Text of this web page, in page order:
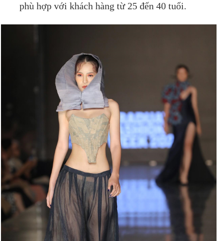
phù hợp với khách hàng từ 25 đến 40 tuổi.